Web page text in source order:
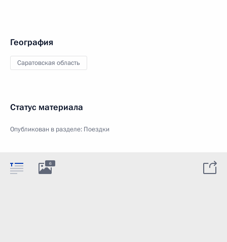
География
Саратовская область
Статус материала
Опубликован в разделе: Поездки
6